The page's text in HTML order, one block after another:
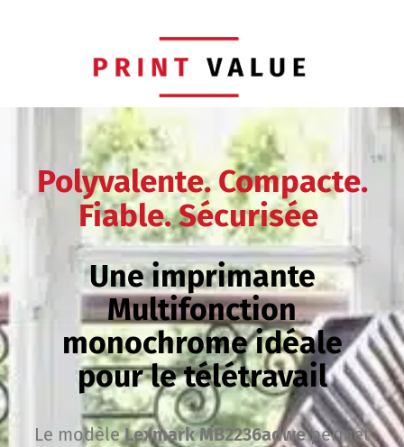
Polyvalente. Compacte.
Fiable. Sécurisée
Une imprimante
Multifonction
monochrome idéale
pour le télétravail
Le modèleLexmark MB2236adwepermet